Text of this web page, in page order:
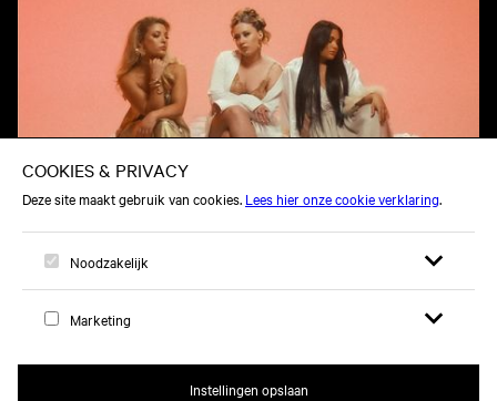
OGENE